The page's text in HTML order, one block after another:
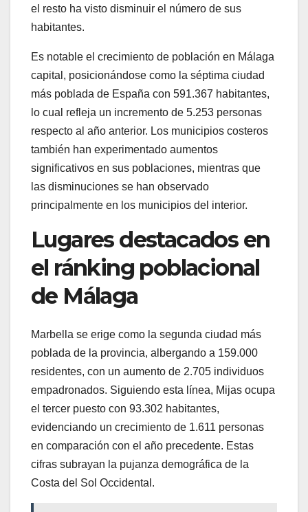
el resto ha visto disminuir el número de sus
habitantes.
Es notable el crecimiento de población en Málaga
capital, posicionándose como la séptima ciudad
más poblada de España con 591.367 habitantes,
lo cual refleja un incremento de 5.253 personas
respecto al año anterior. Los municipios costeros
también han experimentado aumentos
significativos en sus poblaciones, mientras que
las disminuciones se han observado
principalmente en los municipios del interior.
Lugares destacados en
el ránking poblacional
de Málaga
Marbella se erige como la segunda ciudad más
poblada de la provincia, albergando a 159.000
residentes, con un aumento de 2.705 individuos
empadronados. Siguiendo esta línea, Mijas ocupa
el tercer puesto con 93.302 habitantes,
evidenciando un crecimiento de 1.611 personas
en comparación con el año precedente. Estas
cifras subrayan la pujanza demográfica de la
Costa del Sol Occidental.